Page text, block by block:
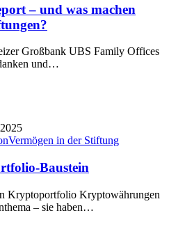
– und was machen
Großbank UBS Family Offices
und…
Vermögen in der Stiftung
Baustein
Kryptoportfolio Kryptowährungen
– sie haben…